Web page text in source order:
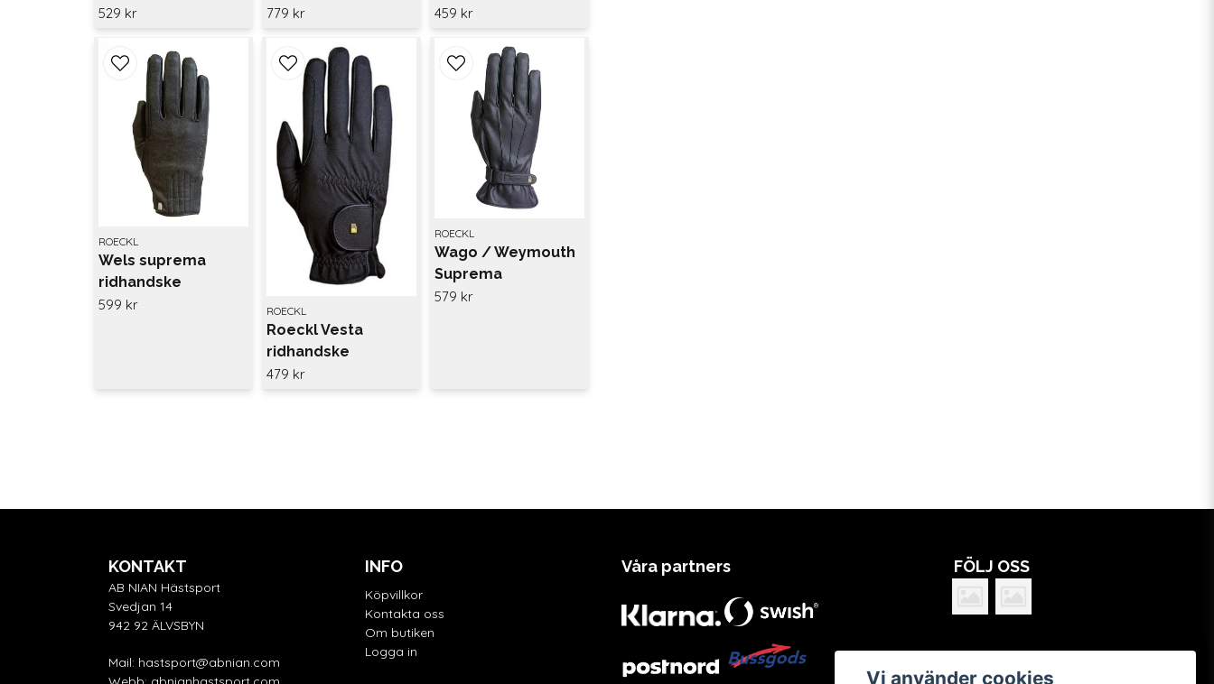
529 kr
779 kr
459 kr
ROECKL
Wels suprema
ridhandske
599 kr
ROECKL
Roeckl Vesta
ridhandske
479 kr
ROECKL
Wago / Weymouth
Suprema
vinterhandske
579 kr
KONTAKT
AB NIAN Hästsport
Svedjan 14
942 92 ÄLVSBYN
Mail: hastsport@abnian.com
INFO
Köpvillkor
Kontakta oss
Om butiken
Logga in
Våra partners FÖLJ OSS
Vi använder cookies